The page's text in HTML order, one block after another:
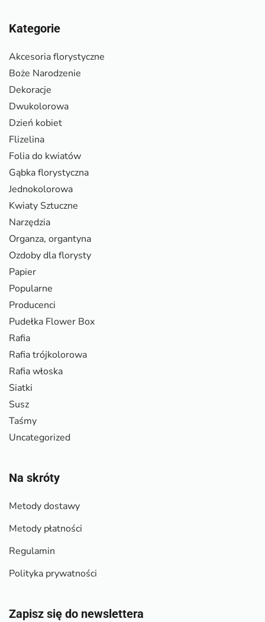
Kategorie
Akcesoria florystyczne
Boże Narodzenie
Dekoracje
Dwukolorowa
Dzień kobiet
Flizelina
Folia do kwiatów
Gąbka florystyczna
Jednokolorowa
Kwiaty Sztuczne
Narzędzia
Organza, organtyna
Ozdoby dla florysty
Papier
Popularne
Producenci
Pudełka Flower Box
Rafia
Rafia trójkolorowa
Rafia włoska
Siatki
Susz
Taśmy
Uncategorized
Na skróty
Metody dostawy
Metody płatności
Regulamin
Polityka prywatności
Zapisz się do newslettera